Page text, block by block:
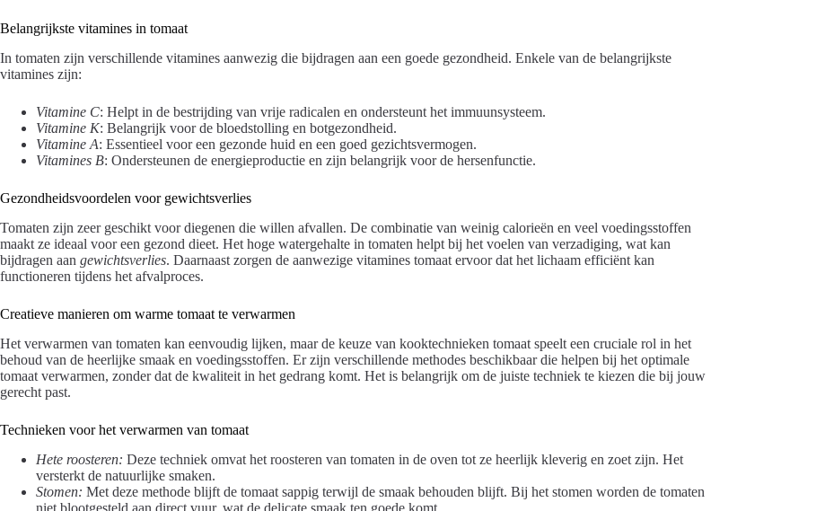
Belangrijkste vitamines in tomaat
In tomaten zijn verschillende vitamines aanwezig die bijdragen aan een goede gezondheid. Enkele van de belangrijkste
vitamines zijn:
Vitamine C: Helpt in de bestrijding van vrije radicalen en ondersteunt het immuunsysteem.
Vitamine K: Belangrijk voor de bloedstolling en botgezondheid.
Vitamine A: Essentieel voor een gezonde huid en een goed gezichtsvermogen.
Vitamines B: Ondersteunen de energieproductie en zijn belangrijk voor de hersenfunctie.
Gezondheidsvoordelen voor gewichtsverlies
Tomaten zijn zeer geschikt voor diegenen die willen afvallen. De combinatie van weinig calorieën en veel voedingsstoffen
maakt ze ideaal voor een gezond dieet. Het hoge watergehalte in tomaten helpt bij het voelen van verzadiging, wat kan
bijdragen aan gewichtsverlies. Daarnaast zorgen de aanwezige vitamines tomaat ervoor dat het lichaam efficiënt kan
functioneren tijdens het afvalproces.
Creatieve manieren om warme tomaat te verwarmen
Het verwarmen van tomaten kan eenvoudig lijken, maar de keuze van kooktechnieken tomaat speelt een cruciale rol in het
behoud van de heerlijke smaak en voedingsstoffen. Er zijn verschillende methodes beschikbaar die helpen bij het optimale
tomaat verwarmen, zonder dat de kwaliteit in het gedrang komt. Het is belangrijk om de juiste techniek te kiezen die bij jouw
gerecht past.
Technieken voor het verwarmen van tomaat
Hete roosteren: Deze techniek omvat het roosteren van tomaten in de oven tot ze heerlijk kleverig en zoet zijn. Het
versterkt de natuurlijke smaken.
Stomen: Met deze methode blijft de tomaat sappig terwijl de smaak behouden blijft. Bij het stomen worden de tomaten
niet blootgesteld aan direct vuur, wat de delicate smaak ten goede komt.